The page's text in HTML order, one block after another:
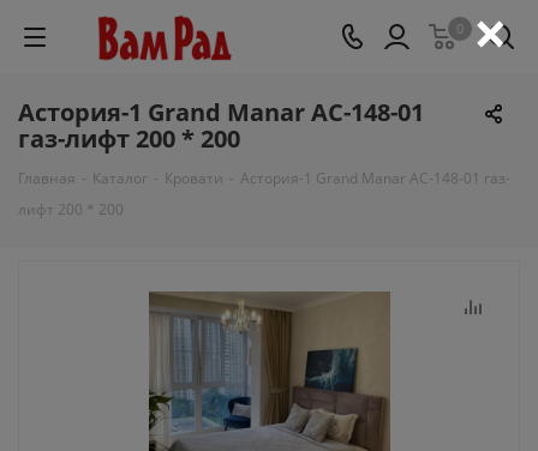
0
Астория-1 Grand Manar АС-148-01
газ-лифт 200 * 200
Главная - Каталог - Кровати - Астория-1 Grand Manar АС-148-01 газ-
лифт 200 * 200
×